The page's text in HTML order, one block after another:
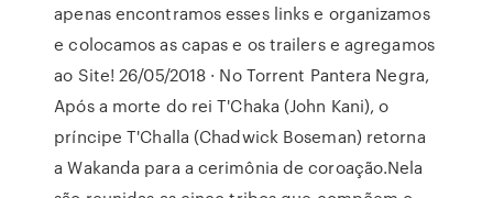
apenas encontramos esses links e organizamos
e colocamos as capas e os trailers e agregamos
ao Site! 26/05/2018 · No Torrent Pantera Negra,
Após a morte do rei T'Chaka (John Kani), o
príncipe T'Challa (Chadwick Boseman) retorna
a Wakanda para a cerimônia de coroação.Nela